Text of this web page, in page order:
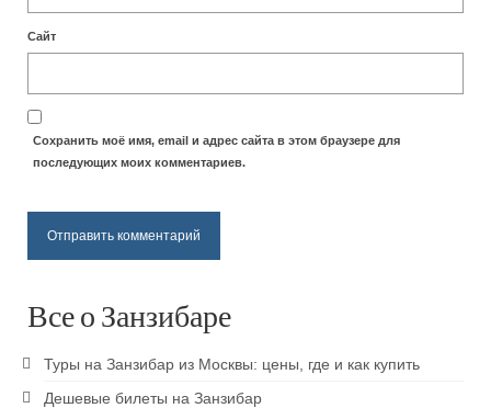
Пляжи
Пляж Кендва
Пляж Матемве
Паже пляж
Сайт
Сохранить моё имя, email и адрес сайта в этом браузере для
последующих моих комментариев.
Все о Занзибаре
Туры на Занзибар из Москвы: цены, где и как купить
Дешевые билеты на Занзибар